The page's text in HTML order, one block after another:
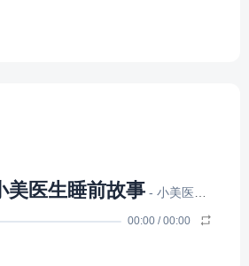
美医生睡前故事 - 小美医生育儿课堂
00:00 /00:00